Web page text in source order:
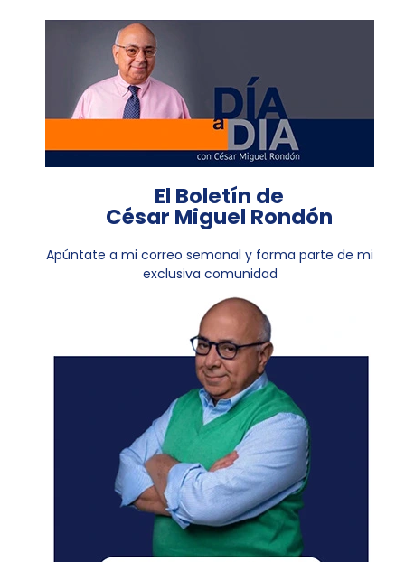
El Boletín de
César Miguel Rondón
Apúntate a mi correo semanal y forma parte de mi
exclusiva comunidad